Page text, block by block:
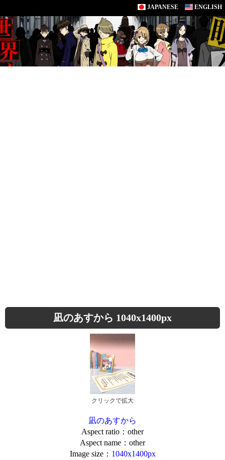
JAPANESE ENGLISH
凪のあすから 1040x1400px
クリックで拡大
凪のあすから
Aspect ratio：other
Aspect name：other
Image size： 1040x1400px